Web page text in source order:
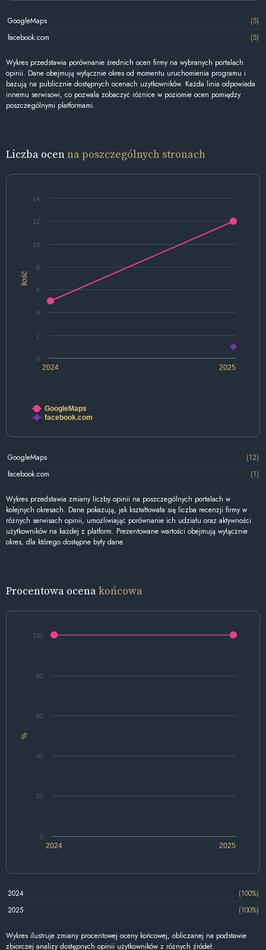
GoogleMaps
(5)
facebook.com
(5)
Wykres przedstawia porównanie średnich ocen firmy na wybranych portalach
opinii. Dane obejmują wyłącznie okres od momentu uruchomienia programu i
bazują na publicznie dostępnych ocenach użytkowników. Każda linia odpowiada
innemu serwisowi, co pozwala zobaczyć różnice w poziomie ocen pomiędzy
poszczególnymi platformami.
Liczba ocenna poszczególnych stronach
Ilość
2024 2025
0
2
4
6
8
10
12
14
GoogleMaps
facebook.com
GoogleMaps
(12)
facebook.com
(1)
Wykres przedstawia zmiany liczby opinii na poszczególnych portalach w
kolejnych okresach. Dane pokazują, jak kształtowała się liczba recenzji firmy w
różnych serwisach opinii, umożliwiając porównanie ich udziału oraz aktywności
użytkowników na każdej z platform. Prezentowane wartości obejmują wyłącznie
okres, dla którego dostępne były dane.
Procentowa ocenakońcowa
%
2024 2025
0
20
40
60
80
100
2024
(100%)
2025
(100%)
Wykres ilustruje zmiany procentowej oceny końcowej, obliczanej na podstawie
zbiorczej analizy dostępnych opinii użytkowników z różnych źródeł.